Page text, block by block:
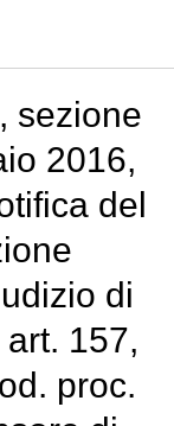
sezione
2016,
del
di
157,
proc.